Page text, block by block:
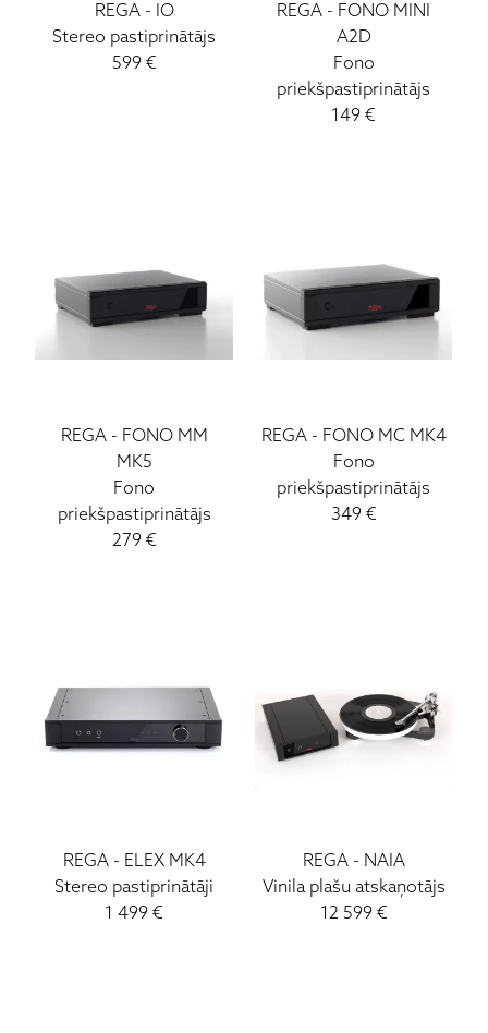
REGA- IO
Stereo pastiprinātājs
599€
REGA - FONO MINI
A2D
Fono
priekšpastiprinātājs
149 €
REGA- FONO MM
MK5
Fono
priekšpastiprinātājs
279€
REGA- FONO MC MK4
Fono
priekšpastiprinātājs
349€
REGA- ELEX MK4
Stereo pastiprinātāji
1 499 €
REGA- NAIA
Vinila plašu atskaņotājs
12 599€